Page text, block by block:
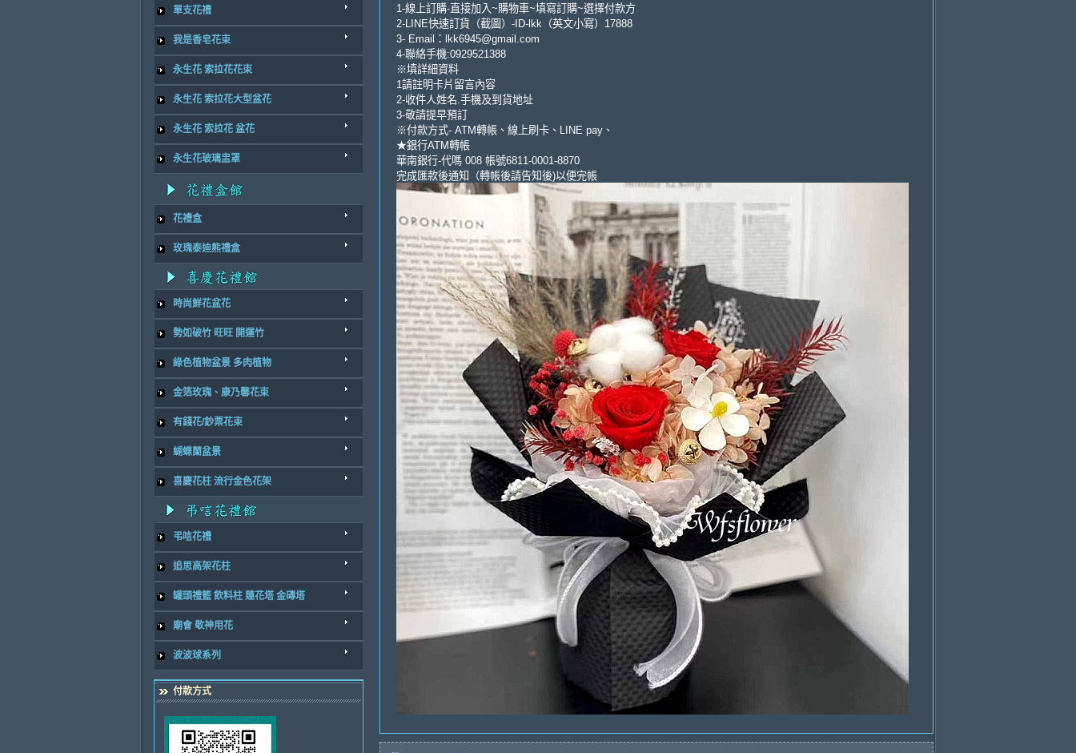
單支花禮
我是香皂花束
永生花 索拉花花束
永生花 索拉花大型盆花
永生花 索拉花 盆花
永生花玻璃盅罩
花禮盒
玫瑰泰迪熊禮盒
時尚鮮花盆花
勢如破竹 旺旺 開運竹
綠色植物盆景 多肉植物
金箔玫瑰、康乃馨花束
有錢花/鈔票花束
蝴蝶蘭盆景
喜慶花柱 流行金色花架
弔唁花禮
追思高架花柱
罐頭禮籃 飲料柱 蓮花塔 金磚塔
廟會 敬神用花
波波球系列
付款方式
1-線上訂購-直接加入~購物車~填寫訂購~選擇付款方
2-LINE快速訂貨（截圖）-ID-lkk（英文小寫）17888
3- Email：lkk6945@gmail.com
4-聯絡手機:0929521388
※填詳細資料
1請註明卡片留言內容
2-收件人姓名.手機及到貨地址
3-敬請提早預訂
※付款方式- ATM轉帳、線上刷卡、LINE pay、
★銀行ATM轉帳
華南銀行-代嗎 008 帳號6811-0001-8870
完成匯款後通知（轉帳後請告知後)以便完帳